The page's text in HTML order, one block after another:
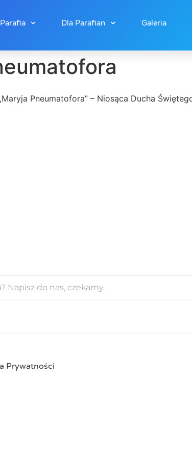
Parafia Dla Parafian Galeria
Pneumatofora” – Niosąca Ducha
Prywatności